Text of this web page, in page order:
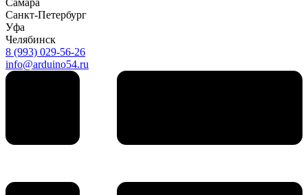
Самара
Санкт-Петербург
Уфа
Челябинск
8 (993) 029-56-26
info@arduino54.ru